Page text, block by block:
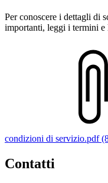
Per conoscere i dettagli di
importanti, leggi i termini
condizioni di servizio.pdf
Contatti